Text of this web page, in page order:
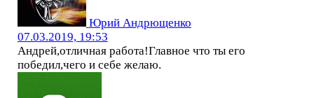
Юрий Андрющенко
07.03.2019, 19:53
Андрей,отличная работа!Главное что ты его
победил,чего и себе желаю.